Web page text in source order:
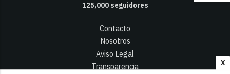
X
125,000seguidores
Contacto
Nosotros
Aviso Legal
Transparencia